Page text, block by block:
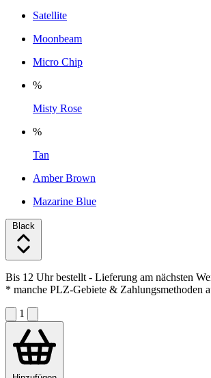
Satellite
Moonbeam
Micro Chip
%
Misty Rose
%
Tan
Amber Brown
Mazarine Blue
Black
Bis 12 Uhr bestellt - Lieferung am nächsten
* manche PLZ-Gebiete & Zahlungsmethoden
1